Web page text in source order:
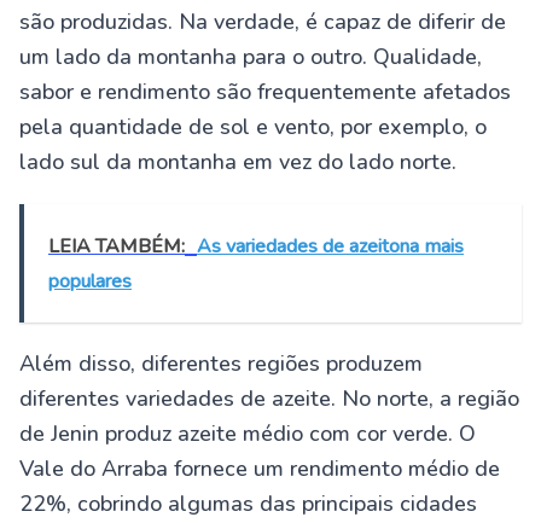
são produzidas. Na verdade, é capaz de diferir de
um lado da montanha para o outro. Qualidade,
sabor e rendimento são frequentemente afetados
pela quantidade de sol e vento, por exemplo, o
lado sul da montanha em vez do lado norte.
LEIA TAMBÉM: As variedades de azeitona mais
populares
Além disso, diferentes regiões produzem
diferentes variedades de azeite. No norte, a região
de Jenin produz azeite médio com cor verde. O
Vale do Arraba fornece um rendimento médio de
22%, cobrindo algumas das principais cidades